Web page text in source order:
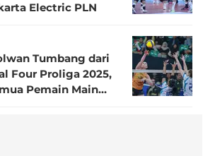
Electric PLN
Tumbang dari
Four Proliga 2025,
Pemain Main